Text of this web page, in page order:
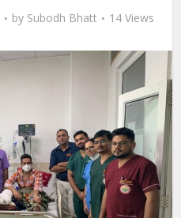
by Subodh Bhatt 14 Views